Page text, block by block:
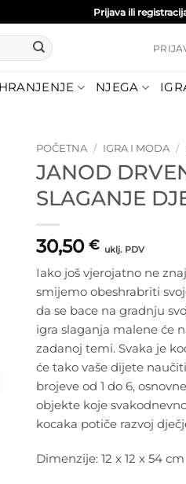
Prijava ili
HRANJENJE NJEGA
POČETNA / IGRA I MODA /
JANOD
SLAGANJE
30,50 € uklj. PDV
Iako još vjerojatno ne
smijemo obeshrabriti
da se bace na gradnju
igra slaganja malene će
zadanoj temi. Svaka je
će tako vaše dijete
brojeve od 1 do 6,
objekte koje
kocaka potiče razvoj
Dimenzije: 12 x 12 x 54 cm